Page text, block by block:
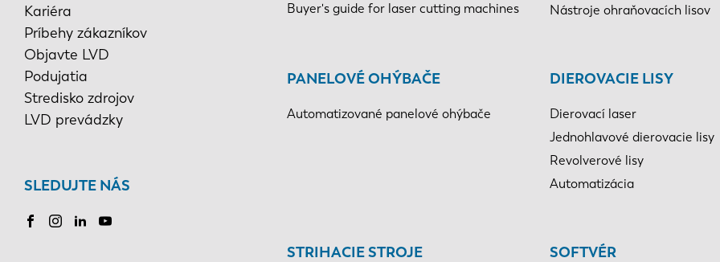
Kariéra
Príbehy zákazníkov
Objavte LVD
Podujatia
Stredisko zdrojov
LVD prevádzky
SLEDUJTE NÁS
Buyer's guide for laser cutting machines
Nástroje ohraňovacích lisov
PANELOVÉ OHÝBAČE
Automatizované panelové ohýbače
DIEROVACIE LISY
Dierovací laser
Jednohlavové dierovacie lisy
Revolverové lisy
Automatizácia
STRIHACIE STROJE SOFTVÉR